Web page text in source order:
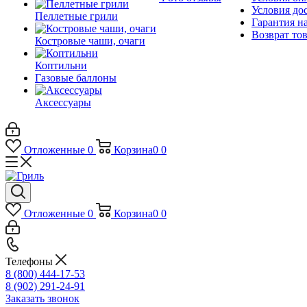
Пеллетные грили
Костровые чаши, очаги
Коптильни
Газовые баллоны
Аксессуары
Условия
Гарантия
Возврат
Отложенные 0 Корзина0 0
Отложенные 0 Корзина0 0
Телефоны
8 (800) 444-17-53
8 (902) 291-24-91
Заказать звонок